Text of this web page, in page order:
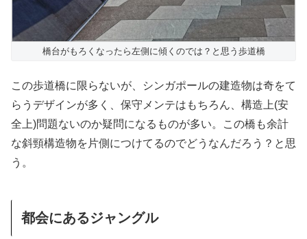
橋台がもろくなったら左側に傾くのでは？と思う歩道橋
この歩道橋に限らないが、シンガポールの建造物は奇をて
らうデザインが多く、保守メンテはもちろん、構造上(安
全上)問題ないのか疑問になるものが多い。この橋も余計
な斜頸構造物を片側につけてるのでどうなんだろう？と思
う。
都会にあるジャングル